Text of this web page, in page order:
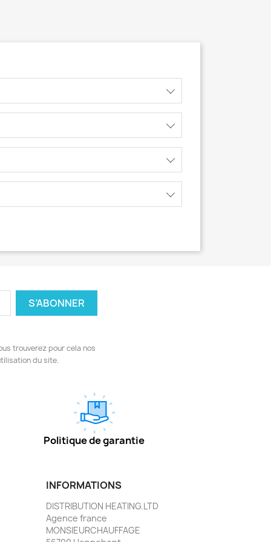
trouverez pour cela nos
du site.
Politique de garantie
INFORMATIONS
DISTRIBUTION HEATING.LTD
Agence france
MONSIEURCHAUFFAGE